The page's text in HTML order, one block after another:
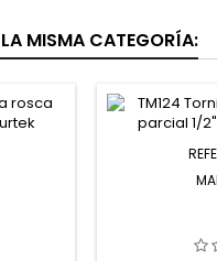
MISMA CATEGORÍA: